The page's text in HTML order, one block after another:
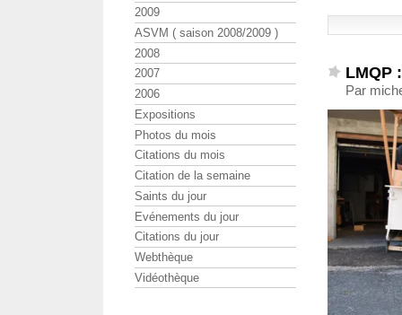
LMQP
Par
2009
ASVM ( saison 2008/2009 )
2008
2007
2006
Expositions
Photos du mois
Citations du mois
Citation de la semaine
Saints du jour
Evénements du jour
Citations du jour
Webthèque
Vidéothèque